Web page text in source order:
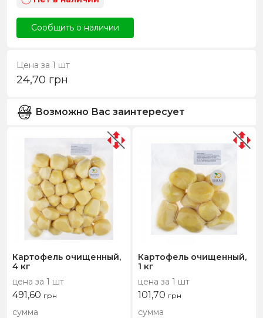
Сообщить о наличии
Цена за 1 шт
24,70 грн
Возможно Вас заинтересует
Картофель очищенный,
4 кг
цена за 1 шт
491,60 грн
сумма
Картофель очищенный,
1 кг
цена за 1 шт
101,70 грн
сумма